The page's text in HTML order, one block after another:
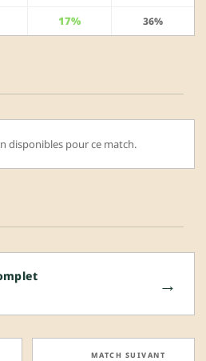
17% 36%
disponibles pour ce match.
→
MATCH SUIVANT